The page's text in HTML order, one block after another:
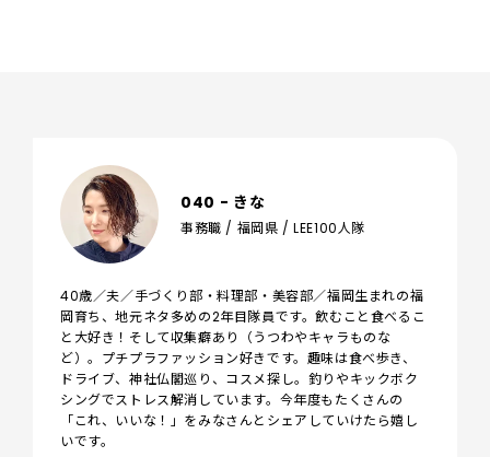
040 - きな
事務職 / 福岡県 / LEE100人隊
40歳／夫／手づくり部・料理部・美容部／福岡生まれの福
岡育ち、地元ネタ多めの2年目隊員です。飲むこと食べるこ
と大好き！そして収集癖あり（うつわやキャラものな
ど）。プチプラファッション好きです。趣味は食べ歩き、
ドライブ、神社仏閣巡り、コスメ探し。釣りやキックボク
シングでストレス解消しています。今年度もたくさんの
「これ、いいな！」をみなさんとシェアしていけたら嬉し
いです。